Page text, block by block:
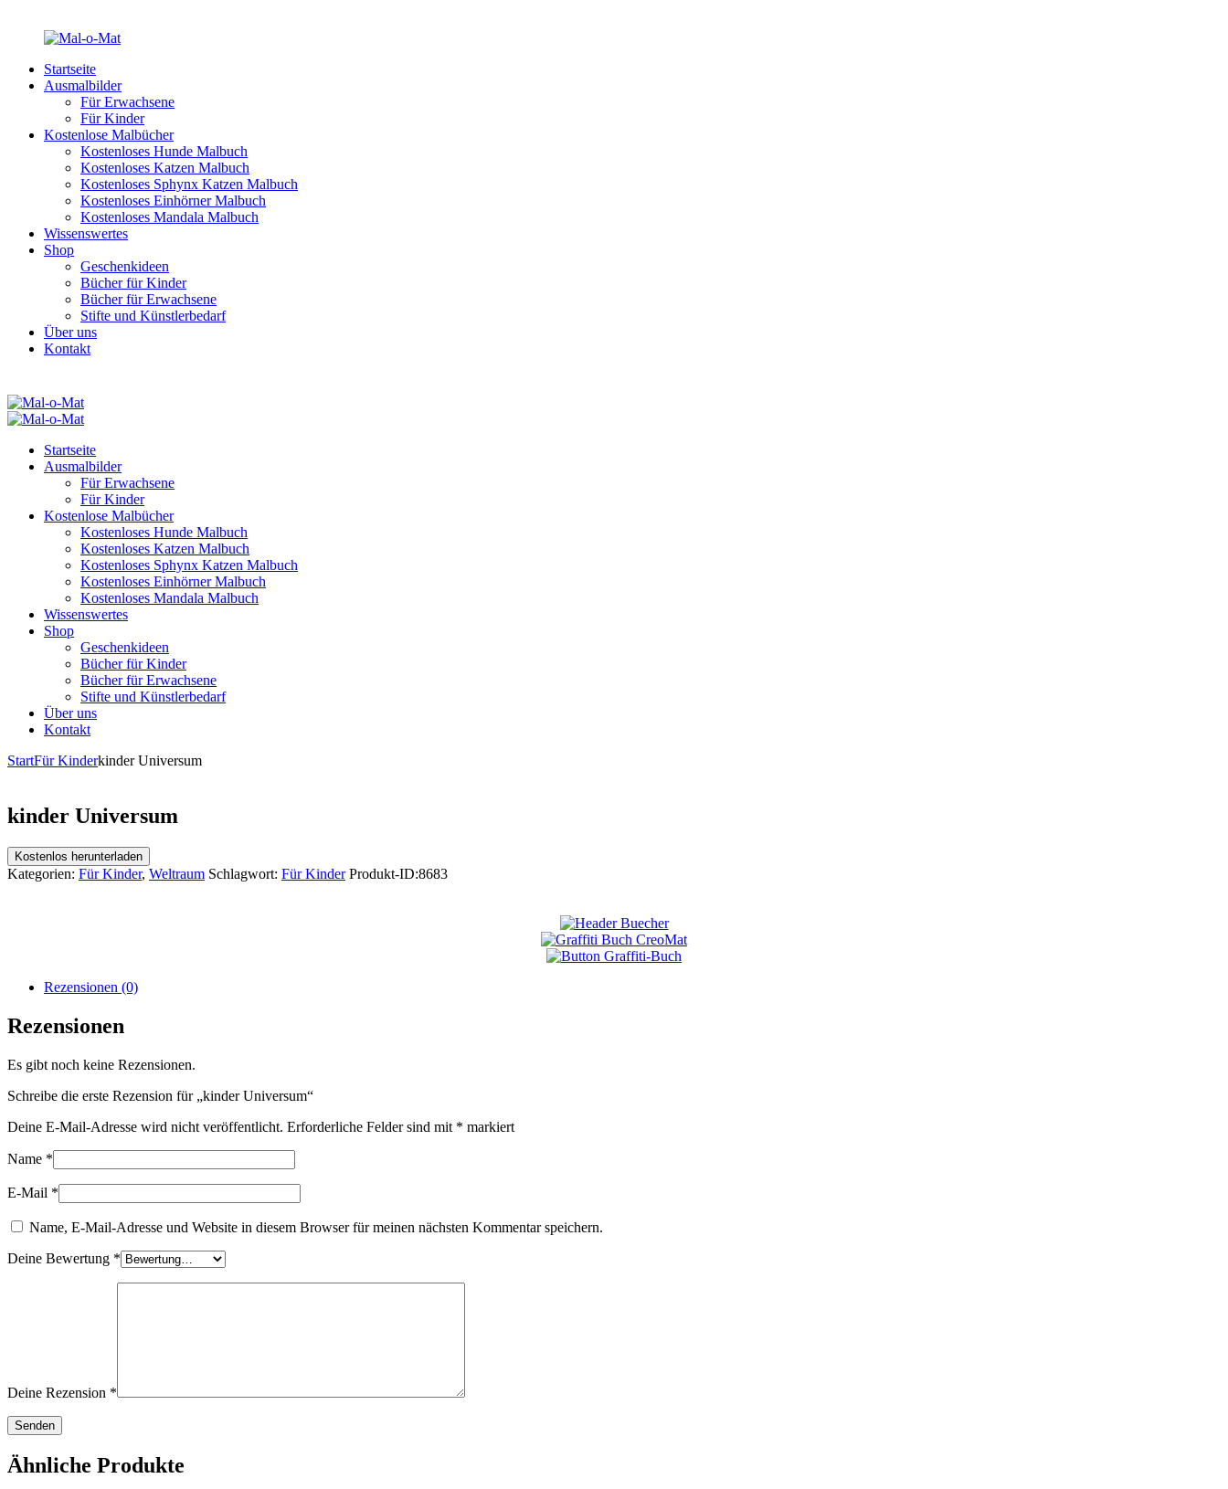
Startseite
Ausmalbilder
Für Erwachsene
Für Kinder
Kostenlose Malbücher
Kostenloses Hunde Malbuch
Kostenloses Katzen Malbuch
Kostenloses Sphynx Katzen Malbuch
Kostenloses Einhörner Malbuch
Kostenloses Mandala Malbuch
Wissenswertes
Shop
Geschenkideen
Bücher für Kinder
Bücher für Erwachsene
Stifte und Künstlerbedarf
Über uns
Kontakt
Startseite
Ausmalbilder
Für Erwachsene
Für Kinder
Kostenlose Malbücher
Kostenloses Hunde Malbuch
Kostenloses Katzen Malbuch
Kostenloses Sphynx Katzen Malbuch
Kostenloses Einhörner Malbuch
Kostenloses Mandala Malbuch
Wissenswertes
Shop
Geschenkideen
Bücher für Kinder
Bücher für Erwachsene
Stifte und Künstlerbedarf
Über uns
Kontakt
StartFür Kinderkinder Universum
kinder Universum
Kostenlos herunterladen
Kategorien: Für Kinder, Weltraum Schlagwort: Für Kinder Produkt-ID:8683
Rezensionen (0)
Rezensionen
Es gibt noch keine Rezensionen.
Schreibe die erste Rezension für „kinder Universum“
Deine E-Mail-Adresse wird nicht veröffentlicht. Erforderliche Felder sind mit * markiert
Name *
E-Mail *
Name, E-Mail-Adresse und Website in diesem Browser für meinen nächsten Kommentar speichern.
Deine Bewertung *
Deine Rezension *
Ähnliche Produkte